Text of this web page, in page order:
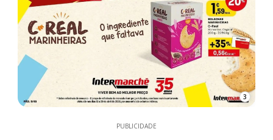
3
PUBLICIDADE